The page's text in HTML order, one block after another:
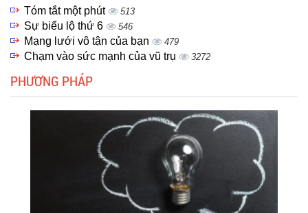
Tóm tắt một phút 513
Sự biểu lộ thứ 6 546
Mạng lưới vô tận của bạn 479
Chạm vào sức mạnh của vũ trụ 3272
PHƯƠNG PHÁP